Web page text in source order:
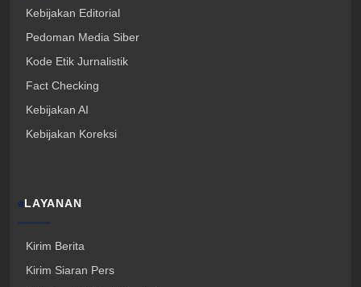
Kebijakan Editorial
Pedoman Media Siber
Kode Etik Jurnalistik
Fact Checking
Kebijakan AI
Kebijakan Koreksi
LAYANAN
Kirim Berita
Kirim Siaran Pers